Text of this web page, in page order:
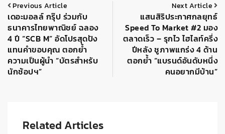
Previous Article
เดอะมอลล์ กรุ๊ป ร่วมกับ
ธนาคารไทยพาณิชย์ ฉลอง
4 ปี “SCB M” อัดโปรสุดปัง
แทนคำขอบคุณ ตอกย้ำ
ความเป็นผู้นำ “บัตรสำหรับ
นักช้อปฯ”
Next Article
แสนสิริประกาศกลยุทธ์
Speed To Market #2 มอง
ตลาดเร็ว – รุกไว ไฮไลท์ครึ่ง
ปีหลัง ชูภาพแกร่ง 4 ด้าน
ตอกย้ำ “แบรนด์อันดับหนึ่ง
คนอยากมีบ้าน”
Related Articles